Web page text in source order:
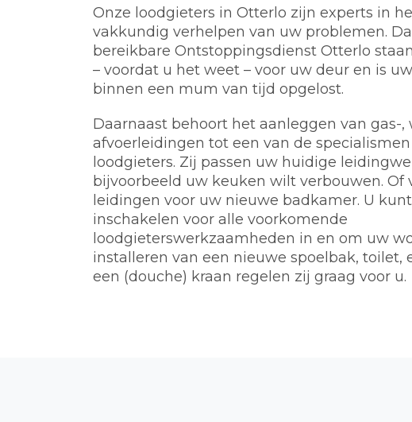
Onze loodgieters in Otterlo zijn experts in
vakkundig verhelpen van uw problemen.
bereikbare Ontstoppingsdienst Otterlo
– voordat u het weet – voor uw deur en is
binnen een mum van tijd opgelost.
Daarnaast behoort het aanleggen van gas-,
afvoerleidingen tot een van de
loodgieters. Zij passen uw huidige
bijvoorbeeld uw keuken wilt verbouwen. Of
leidingen voor uw nieuwe badkamer. U
inschakelen voor alle voorkomende
loodgieterswerkzaamheden in en om uw
installeren van een nieuwe spoelbak, toilet,
een (douche) kraan regelen zij graag voor u.